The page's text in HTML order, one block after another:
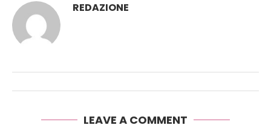
REDAZIONE
LEAVE A COMMENT